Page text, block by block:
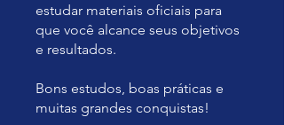
estudar materiais oficiais para
que você alcance seus objetivos
e resultados.
Bons estudos, boas práticas e
muitas grandes conquistas!